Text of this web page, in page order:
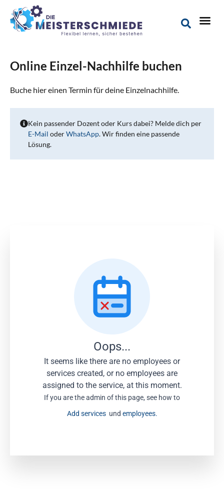
Online Einzel-Nachhilfe buchen
Buche hier einen Termin für deine Einzelnachhilfe.
Kein passender Dozent oder Kurs dabei? Melde dich per
E-Mail oderWhatsApp. Wir finden eine passende
Lösung.
Oops...
It seems like there are no employees or
services created, or no employees are
assigned to the service, at this moment.
If you are the admin of this page, see how to
Add services und employees.